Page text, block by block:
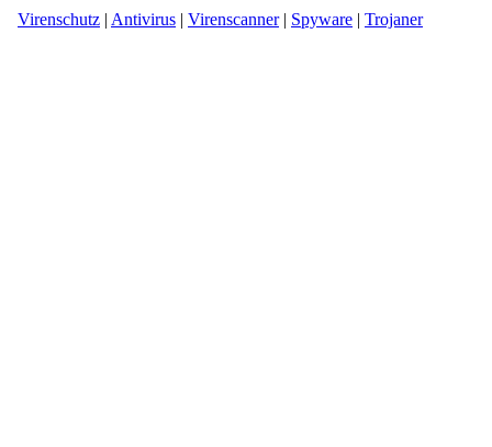
Virenschutz | Antivirus | Virenscanner| Spyware | Trojaner